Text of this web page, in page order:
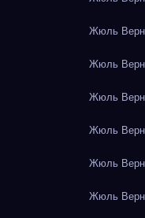
Жюль Верн
Жюль Верн
Жюль Верн
Жюль Верн
Жюль Верн
Жюль Верн